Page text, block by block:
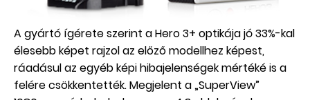
A gyártó ígérete szerint a Hero 3+ optikája jó 33%-kal
élesebb képet rajzol az előző modellhez képest,
ráadásul az egyéb képi hibajelenségek mértéké is a
felére csökkentették. Megjelent a „SuperView”